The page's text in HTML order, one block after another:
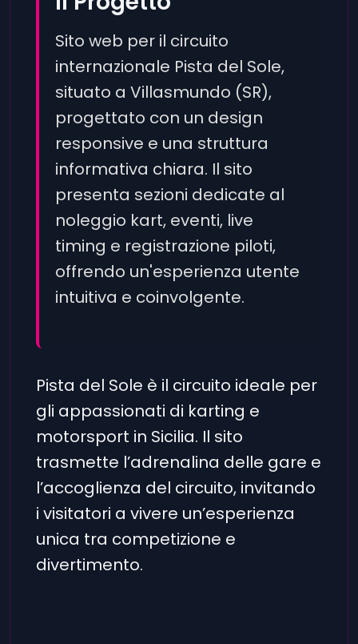
Sito web per il circuito
internazionale Pista del Sole,
situato a Villasmundo (SR),
progettato con un design
responsive e una struttura
informativa chiara. Il sito
presenta sezioni dedicate al
noleggio kart, eventi, live
timing e registrazione piloti,
offrendo un'esperienza utente
intuitiva e coinvolgente.
Pista del Sole è il circuito ideale per
gli appassionati di karting e
motorsport in Sicilia. Il sito
trasmette l’adrenalina delle gare e
l’accoglienza del circuito, invitando
i visitatori a vivere un’esperienza
unica tra competizione e
divertimento.